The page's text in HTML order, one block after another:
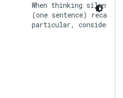
When thinking
(one sentence) recap
particular, consider